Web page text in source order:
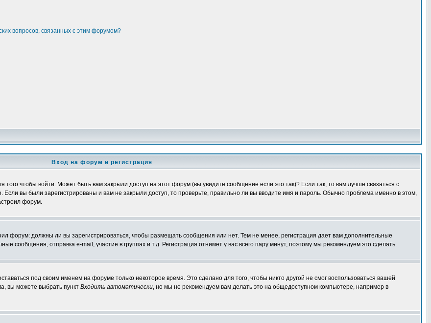
вопросов, связанных с этим форумом?
Вход на форум и регистрация
чтобы войти. Может быть вам закрыли доступ на этот форум (вы увидите сообщение если это так)? Если так, то вам лучше связаться с
вы были зарегистрированы и вам не закрыли доступ, то проверьте, правильно ли вы вводите имя и пароль. Обычно проблема именно в этом,
форум.
форум: должны ли вы зарегистрироваться, чтобы размещать сообщения или нет. Тем не менее, регистрация дает вам дополнительные
сообщения, отправка e-mail, участие в группах и т.д. Регистрация отнимет у вас всего пару минут, поэтому мы рекомендуем это сделать.
под своим именем на форуме только некоторое время. Это сделано для того, чтобы никто другой не смог воспользоваться вашей
вы можете выбрать пункт Входить автоматически, но мы не рекомендуем вам делать это на общедоступном компьютере, например в